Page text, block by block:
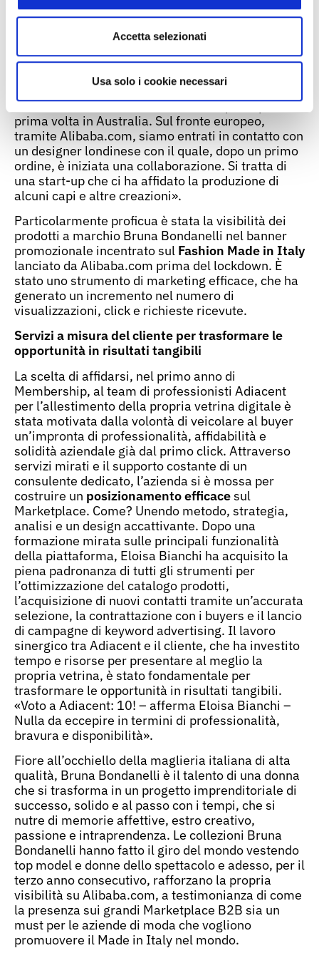
Accetta selezionati
Usa solo i cookie necessari
per l’azienda di ampliare la propria gamma anche
agli accessori. Inoltre, dopo la realizzazione di
alcuni prototipi per una designer australiana,
abbiamo avviato una produzione di capi private
label che aprirebbe interessanti collaborazioni in
aree di mercato inesplorate: è proprio grazie ad
Alibaba.com, infatti, che l’azienda esporta per la
prima volta in Australia. Sul fronte europeo,
tramite Alibaba.com, siamo entrati in contatto con
un designer londinese con il quale, dopo un primo
ordine, è iniziata una collaborazione. Si tratta di
una start-up che ci ha affidato la produzione di
alcuni capi e altre creazioni».
Particolarmente proficua è stata la visibilità dei
prodotti a marchio Bruna Bondanelli nel banner
promozionale incentrato sul Fashion Made in Italy
lanciato da Alibaba.com prima del lockdown. È
stato uno strumento di marketing efficace, che ha
generato un incremento nel numero di
visualizzazioni, click e richieste ricevute.
Servizi a misura del cliente per trasformare le
opportunità in risultati tangibili
La scelta di affidarsi, nel primo anno di
Membership, al team di professionisti Adiacent
per l’allestimento della propria vetrina digitale è
stata motivata dalla volontà di veicolare al buyer
un’impronta di professionalità, affidabilità e
solidità aziendale già dal primo click. Attraverso
servizi mirati e il supporto costante di un
consulente dedicato, l’azienda si è mossa per
costruire un posizionamento efficacesul
Marketplace. Come? Unendo metodo, strategia,
analisi e un design accattivante. Dopo una
formazione mirata sulle principali funzionalità
della piattaforma, Eloisa Bianchi ha acquisito la
piena padronanza di tutti gli strumenti per
l’ottimizzazione del catalogo prodotti,
l’acquisizione di nuovi contatti tramite un’accurata
selezione, la contrattazione con i buyers e il lancio
di campagne di keyword advertising. Il lavoro
sinergico tra Adiacent e il cliente, che ha investito
tempo e risorse per presentare al meglio la
propria vetrina, è stato fondamentale per
trasformare le opportunità in risultati tangibili.
«Voto a Adiacent: 10! – afferma Eloisa Bianchi –
Nulla da eccepire in termini di professionalità,
bravura e disponibilità».
Fiore all’occhiello della maglieria italiana di alta
qualità, Bruna Bondanelli è il talento di una donna
che si trasforma in un progetto imprenditoriale di
successo, solido e al passo con i tempi, che si
nutre di memorie affettive, estro creativo,
passione e intraprendenza. Le collezioni Bruna
Bondanelli hanno fatto il giro del mondo vestendo
top model e donne dello spettacolo e adesso, per il
terzo anno consecutivo, rafforzano la propria
visibilità su Alibaba.com, a testimonianza di come
la presenza sui grandi Marketplace B2B sia un
must per le aziende di moda che vogliono
promuovere il Made in Italy nel mondo.